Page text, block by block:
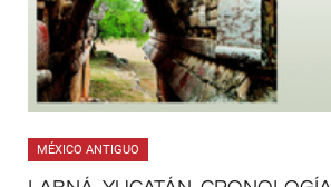
MÉXICO ANTIGUO